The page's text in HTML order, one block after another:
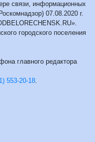
связи, информационных
07.08.2020 г.
городского поселения
главного редактора
553-20-18.